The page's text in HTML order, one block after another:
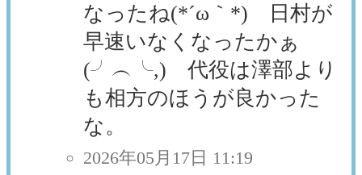
なったね(⁠*⁠´⁠ω⁠｀⁠*⁠) 日村が
早速いなくなったかぁ
(⁠╯⁠︵⁠╰⁠,⁠) 代役は澤部より
も相方のほうが良かった
な。
2026年05月17日 11:19